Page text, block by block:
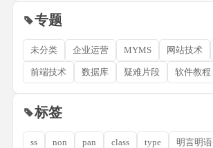
专题
未分类 企业运营 MYMS 网站技术
前端技术 数据库 疑难片段 软件教程
标签
ss non pan class type 明言明语